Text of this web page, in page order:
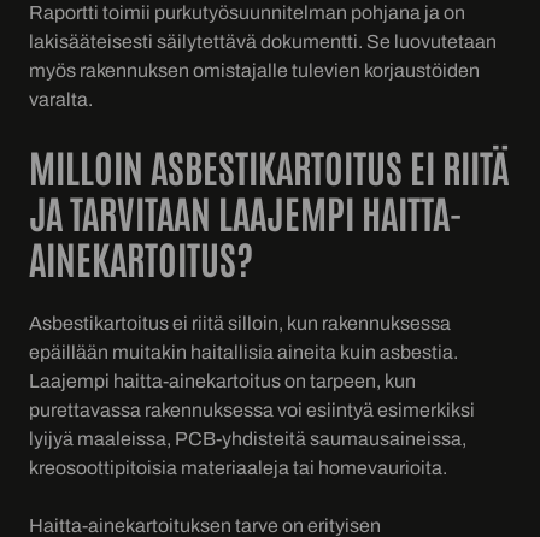
Raportti toimii purkutyösuunnitelman pohjana ja on
lakisääteisesti säilytettävä dokumentti. Se luovutetaan
myös rakennuksen omistajalle tulevien korjaustöiden
varalta.
MILLOIN ASBESTIKARTOITUS EI RIITÄ
JA TARVITAAN LAAJEMPI HAITTA-
AINEKARTOITUS?
Asbestikartoitus ei riitä silloin, kun rakennuksessa
epäillään muitakin haitallisia aineita kuin asbestia.
Laajempi haitta-ainekartoitus on tarpeen, kun
purettavassa rakennuksessa voi esiintyä esimerkiksi
lyijyä maaleissa, PCB-yhdisteitä saumausaineissa,
kreosoottipitoisia materiaaleja tai homevaurioita.
Haitta-ainekartoituksen tarve on erityisen